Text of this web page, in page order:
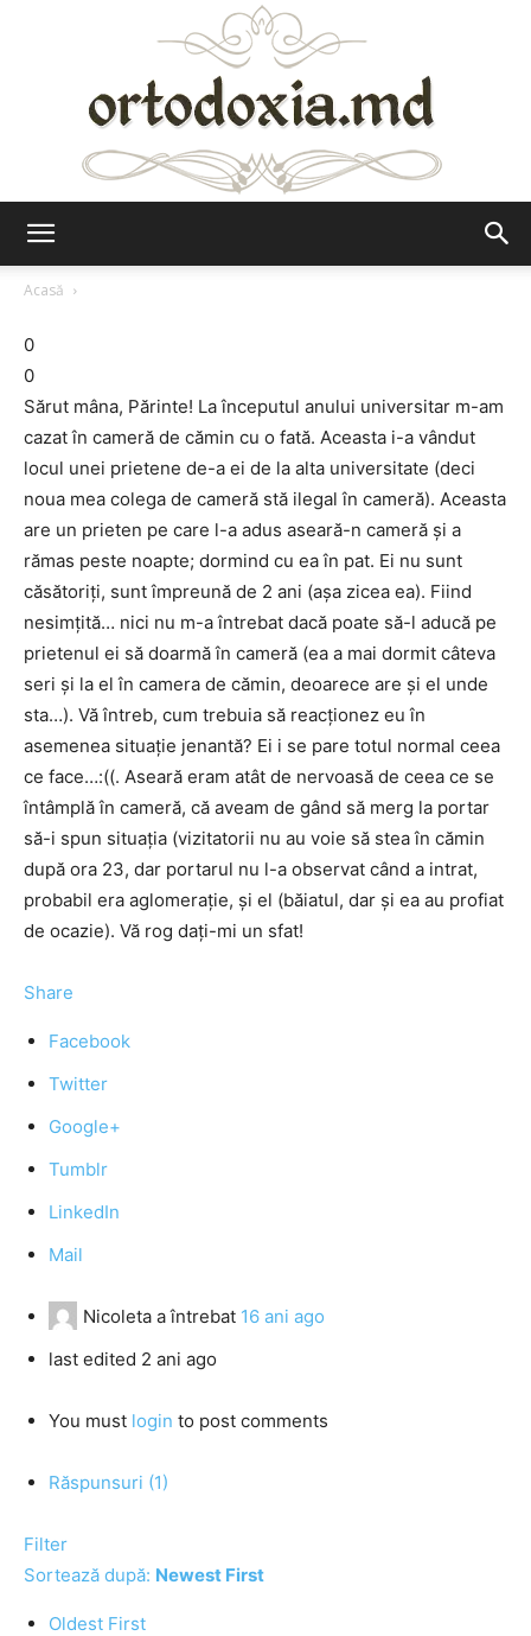
Acasă
0
0
Sărut mâna, Părinte! La începutul anului universitar m-am
cazat în cameră de cămin cu o fată. Aceasta i-a vândut
locul unei prietene de-a ei de la alta universitate (deci
noua mea colega de cameră stă ilegal în cameră). Aceasta
are un prieten pe care l-a adus aseară-n cameră și a
rămas peste noapte; dormind cu ea în pat. Ei nu sunt
căsătoriți, sunt împreună de 2 ani (așa zicea ea). Fiind
nesimțită… nici nu m-a întrebat dacă poate să-l aducă pe
prietenul ei să doarmă în cameră (ea a mai dormit câteva
seri și la el în camera de cămin, deoarece are și el unde
sta…). Vă întreb, cum trebuia să reacționez eu în
asemenea situație jenantă? Ei i se pare totul normal ceea
ce face…:((. Aseară eram atât de nervoasă de ceea ce se
întâmplă în cameră, că aveam de gând să merg la portar
să-i spun situația (vizitatorii nu au voie să stea în cămin
după ora 23, dar portarul nu l-a observat când a intrat,
probabil era aglomerație, și el (băiatul, dar și ea au profiat
de ocazie). Vă rog dați-mi un sfat!
Share
Facebook
Twitter
Google+
Tumblr
LinkedIn
Mail
Nicoleta a întrebat 16 ani ago
last edited 2 ani ago
You must login to post comments
Răspunsuri (1)
Filter
Sortează după: Newest First
Oldest First